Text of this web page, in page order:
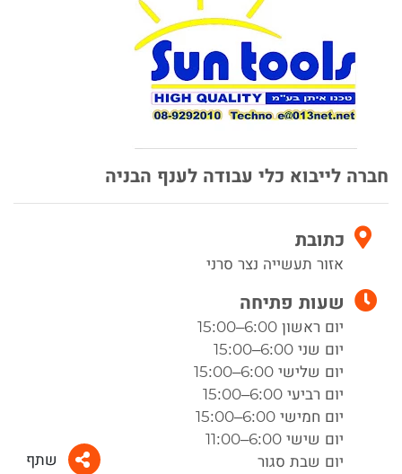
שירות ואחריות
צור קשר
חברה לייבוא כלי עבודה לענף הבניה
כתובת
אזור תעשייה נצר סרני
שעות פתיחה
יום ראשון 6:00–15:00
יום שני 6:00–15:00
יום שלישי 6:00–15:00
יום רביעי 6:00–15:00
יום חמישי 6:00–15:00
יום שישי 6:00–11:00
יום שבת סגור
שתף